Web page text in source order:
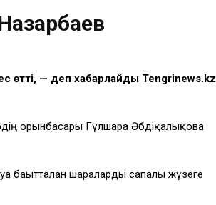
өтті, — деп хабарлайды Tengrinews.kz
орынбасары Гүлшара Әбдіқалықова
бағытталған шараларды сапалы жүзеге